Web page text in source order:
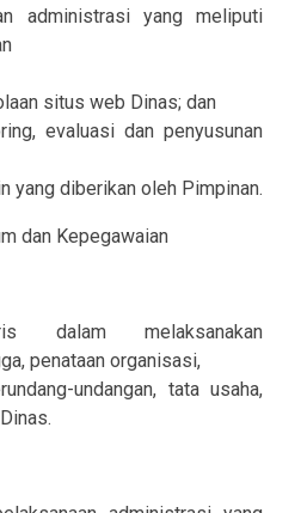
administrasi yang meliputi
situs web Dinas; dan
evaluasi dan penyusunan
yang diberikan oleh Pimpinan.
dan Kepegawaian
dalam melaksanakan
penataan organisasi,
undangan, tata usaha,